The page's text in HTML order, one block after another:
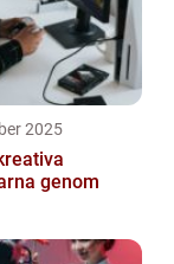
2025
genom